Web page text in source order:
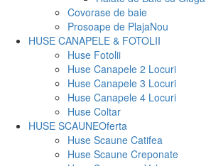
Covorase de baie
Prosoape de PlajaNou
HUSE CANAPELE & FOTOLII
Huse Fotolii
Huse Canapele 2 Locuri
Huse Canapele 3 Locuri
Huse Canapele 4 Locuri
Huse Coltar
HUSE SCAUNEOferta
Huse Scaune Catifea
Huse Scaune Creponate